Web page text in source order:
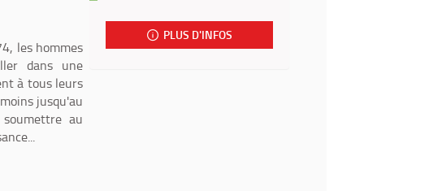
les hommes
dans une
à tous leurs
jusqu'au
au
fenêtre)
mail
PLUS D'INFOS